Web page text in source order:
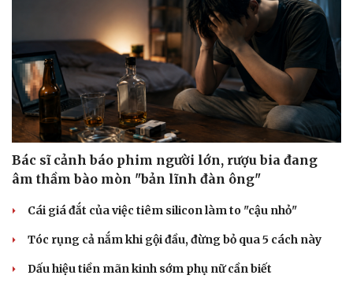
Bác sĩ cảnh báo phim người lớn, rượu bia đang
âm thầm bào mòn "bản lĩnh đàn ông"
Cái giá đắt của việc tiêm silicon làm to "cậu nhỏ"
Tóc rụng cả nắm khi gội đầu, đừng bỏ qua 5 cách này
Dấu hiệu tiền mãn kinh sớm phụ nữ cần biết